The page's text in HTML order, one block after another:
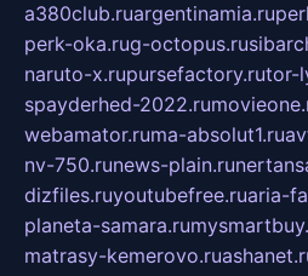
a380club.ruargentinamia.ru
perk-oka.rug-octopus.ru
naruto-x.rupursefactory.rutor-
spayderhed-2022.ru
webamator.ruma-absolut1.ru
nv-750.runews-plain.ru
dizfiles.ruyoutubefree.ruaria-
planeta-samara.ru
matrasy-kemerovo.ru